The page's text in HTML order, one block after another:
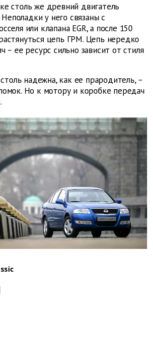
столь же древний двигатель
Неполадки у него связаны с
или клапана EGR, а после 150
цепь ГРМ. Цепь нередко
– ее ресурс сильно зависит от стиля
надежна, как ее прародитель, –
Но к мотору и коробке передач